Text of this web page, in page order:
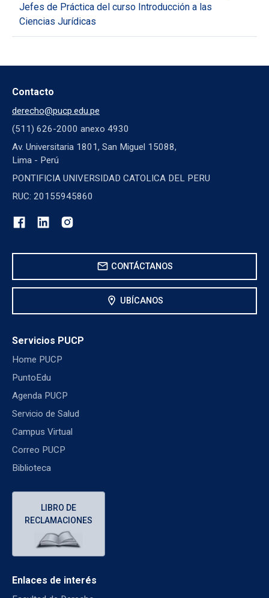
Jefes de Práctica del curso Introducción a las
Ciencias Jurídicas
Contacto
derecho@pucp.edu.pe
(511) 626-2000 anexo 4930
Av. Universitaria 1801, San Miguel 15088,
Lima - Perú
PONTIFICIA UNIVERSIDAD CATOLICA DEL PERU
RUC: 20155945860
mail CONTÁCTANOS
location_on UBÍCANOS
Servicios PUCP
Home PUCP
PuntoEdu
Agenda PUCP
Servicio de Salud
Campus Virtual
Correo PUCP
Biblioteca
LIBRO DE
RECLAMACIONES
Enlaces de interés